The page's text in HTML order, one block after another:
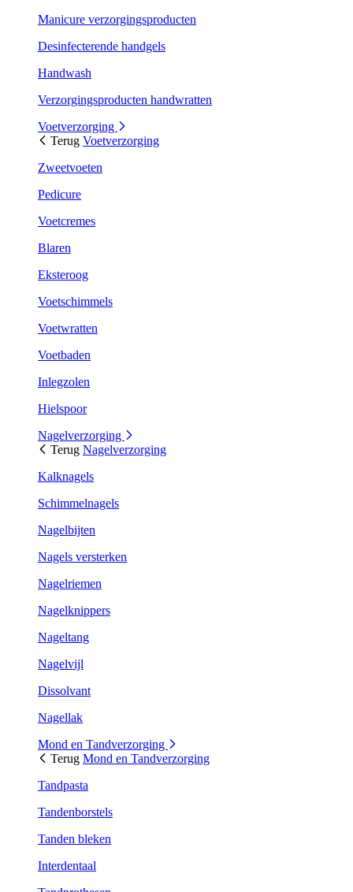
Manicure verzorgingsproducten
Desinfecterende handgels
Handwash
Verzorgingsproducten handwratten
Voetverzorging
Terug Voetverzorging
Zweetvoeten
Pedicure
Voetcremes
Blaren
Eksteroog
Voetschimmels
Voetwratten
Voetbaden
Inlegzolen
Hielspoor
Nagelverzorging
Terug Nagelverzorging
Kalknagels
Schimmelnagels
Nagelbijten
Nagels versterken
Nagelriemen
Nagelknippers
Nageltang
Nagelvijl
Dissolvant
Nagellak
Mond en Tandverzorging
Terug Mond en Tandverzorging
Tandpasta
Tandenborstels
Tanden bleken
Interdentaal